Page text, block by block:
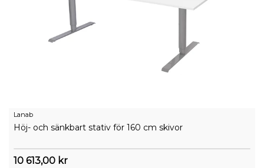
Lanab
Höj- och sänkbart stativ för 160 cm skivor
10 613,00 kr